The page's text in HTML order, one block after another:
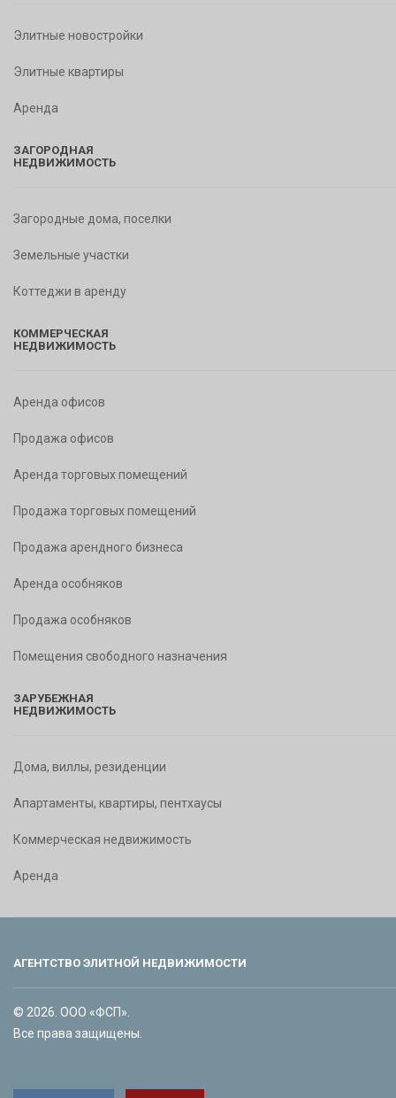
Элитные новостройки
Элитные квартиры
Аренда
ЗАГОРОДНАЯ
НЕДВИЖИМОСТЬ
Загородные дома, поселки
Земельные участки
Коттеджи в аренду
КОММЕРЧЕСКАЯ
НЕДВИЖИМОСТЬ
Аренда офисов
Продажа офисов
Аренда торговых помещений
Продажа торговых помещений
Продажа арендного бизнеса
Аренда особняков
Продажа особняков
Помещения свободного назначения
ЗАРУБЕЖНАЯ
НЕДВИЖИМОСТЬ
Дома, виллы, резиденции
Апартаменты, квартиры, пентхаусы
Коммерческая недвижимость
Аренда
АГЕНТСТВО ЭЛИТНОЙ НЕДВИЖИМОСТИ
© 2026. ООО «ФСП».
Все права защищены.